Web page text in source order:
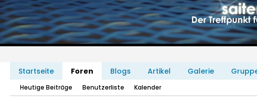
Startseite Foren Blogs Artikel Galerie
Heutige Beiträge Benutzerliste Kalender